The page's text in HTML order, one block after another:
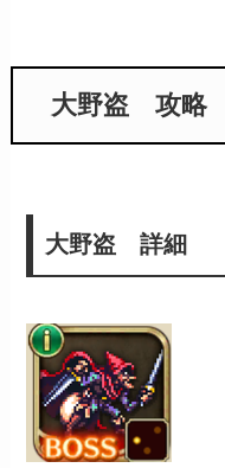
大野盗 攻略
大野盗 詳細